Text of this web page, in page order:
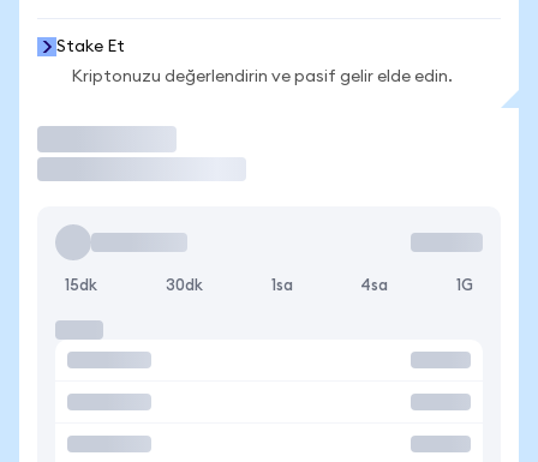
Stake Et
Kriptonuzu değerlendirin ve pasif gelir elde edin.
15dk 30dk 1sa 4sa 1G